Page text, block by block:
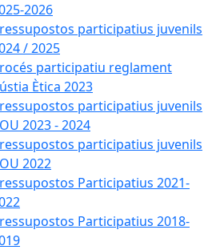
2026
participatius juvenils
/ 2025
participatiu reglament
Ètica 2023
participatius juvenils
2023 - 2024
participatius juvenils
2022
Participatius 2021-
Participatius 2018-